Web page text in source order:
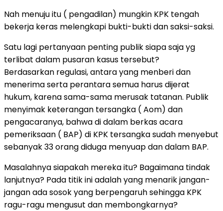
Nah menuju itu ( pengadilan) mungkin KPK tengah
bekerja keras melengkapi bukti-bukti dan saksi-saksi.
Satu lagi pertanyaan penting publik siapa saja yg
terlibat dalam pusaran kasus tersebut?
Berdasarkan regulasi, antara yang menberi dan
menerima serta perantara semua harus dijerat
hukum, karena sama-sama merusak tatanan. Publik
menyimak keterangan tersangka ( Aom) dan
pengacaranya, bahwa di dalam berkas acara
pemeriksaan ( BAP) di KPK tersangka sudah menyebut
sebanyak 33 orang diduga menyuap dan dalam BAP.
Masalahnya siapakah mereka itu? Bagaimana tindak
lanjutnya? Pada titik ini adalah yang menarik jangan-
jangan ada sosok yang berpengaruh sehingga KPK
ragu-ragu mengusut dan membongkarnya?